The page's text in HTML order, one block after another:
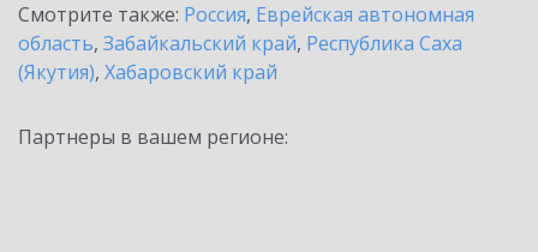
Смотрите также: Россия, Еврейская автономная
область, Забайкальский край, Республика Саха
(Якутия), Хабаровский край
Партнеры в вашем регионе: